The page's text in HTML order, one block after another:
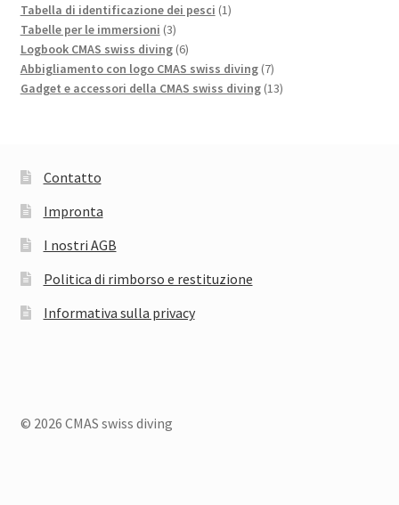
prodotti
Tabella di identificazione dei pesci 11
Tabelle per le immersioni 33
prodotti
Logbook CMAS swiss diving 66
prodotti
Abbigliamento con logo CMAS swiss diving 77
prodotti
Gadget e accessori della CMAS swiss diving 1313
Contatto
Impronta
I nostri AGB
Politica di rimborso e restituzione
Informativa sulla privacy
© 2026 CMAS swiss diving